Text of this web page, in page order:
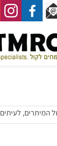
המיתרים, לעיתים